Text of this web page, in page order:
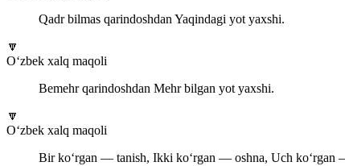
Qadr bilmas qarindoshdan Yaqindagi yot yaxshi.
🔽
O‘zbek xalq maqoli
Bemehr qarindoshdan Mehr bilgan yot yaxshi.
🔽
O‘zbek xalq maqoli
Bir ko‘rgan — tanish, Ikki ko‘rgan — oshna, Uch ko‘rgan